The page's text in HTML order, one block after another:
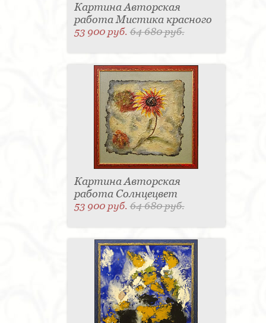
Картина Авторская
работа Мистика красного
53 900 руб.64 680 руб.
Картина Авторская
работа Солнцецвет
53 900 руб.64 680 руб.